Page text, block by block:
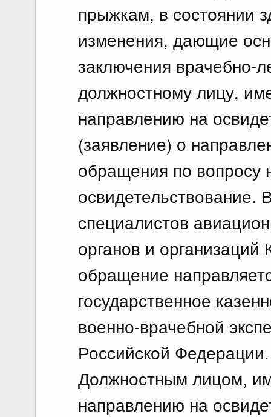
прыжкам, в состоянии
изменения, дающие
заключения врачебно-
должностному лицу,
направлению на
(заявление) о
обращения по вопросу
освидетельствование.
специалистов
органов и
обращение
государственное
военно-врачебной
Российской Федерации.
Должностным лицом,
направлению на